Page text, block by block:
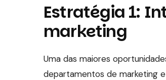
Estratégia 1:
marketing
Uma das maiores
departamentos de marketing